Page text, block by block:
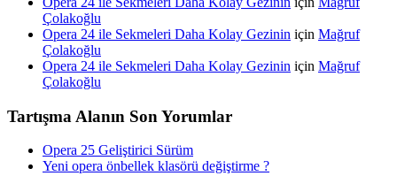
Çolakoğlu
Opera 24 ile Sekmeleri Daha Kolay Gezinin için Mağruf
Çolakoğlu
Opera 24 ile Sekmeleri Daha Kolay Gezinin için Mağruf
Çolakoğlu
Tartışma Alanın Son Yorumlar
Opera 25 Geliştirici Sürüm
Yeni opera önbellek klasörü değiştirme ?